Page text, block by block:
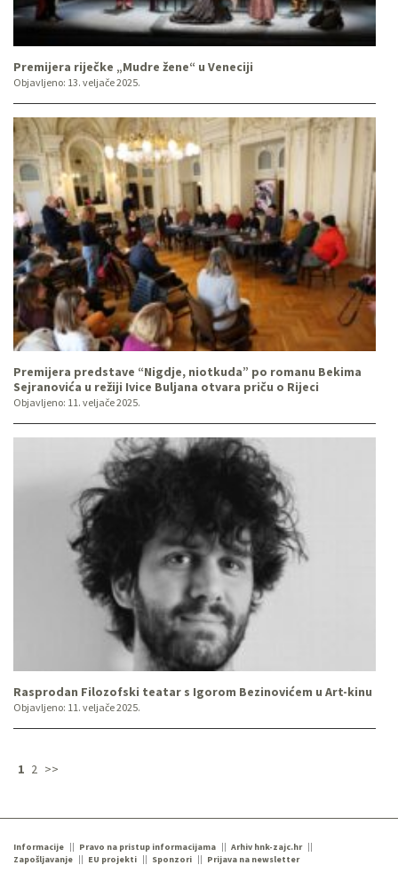
Premijera riječke „Mudre žene“ u Veneciji
Objavljeno: 13. veljače 2025.
Premijera predstave “Nigdje, niotkuda” po romanu Bekima
Sejranovića u režiji Ivice Buljana otvara priču o Rijeci
Objavljeno: 11. veljače 2025.
Rasprodan Filozofski teatar s Igorom Bezinovićem u Art-kinu
Objavljeno: 11. veljače 2025.
1 2 >>
Informacije Pravo na pristup informacijama
Arhiv hnk-zajc.hr
Zapošljavanje
EU projekti Sponzori Prijava na newsletter